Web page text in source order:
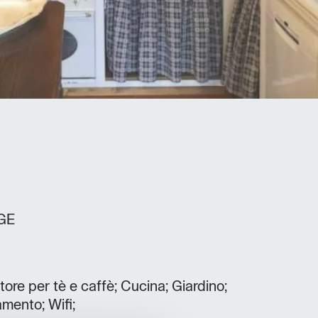
per tè e caffè; Cucina; Giardino;
Wifi;